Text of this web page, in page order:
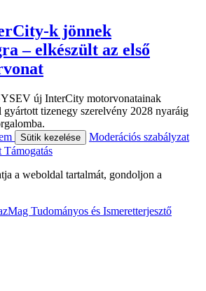
k jönnek
– elkészült az első
új InterCity motorvonatainak
gyártott tizenegy szerelvény 2028 nyaráig
Sütik kezelése
Moderációs szabályzat
Támogatás
a weboldal tartalmát, gondoljon a
Tudományos és Ismeretterjesztő